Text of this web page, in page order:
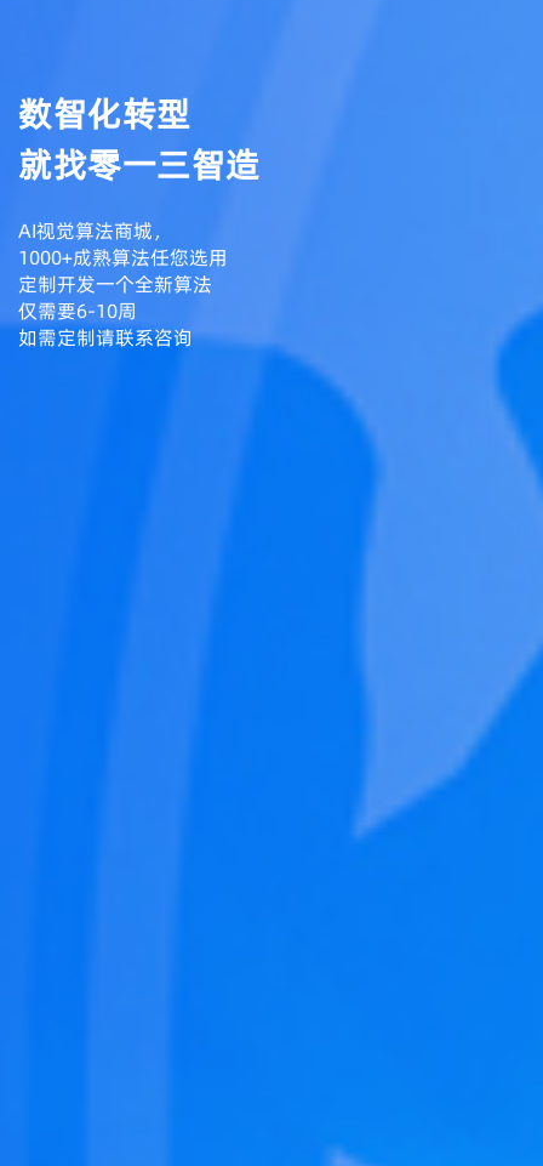
数智化转型
就找零一三智造
AI视觉算法商城，
1000+成熟算法任您选用
定制开发一个全新算法
仅需要6-10周
如需定制请联系咨询